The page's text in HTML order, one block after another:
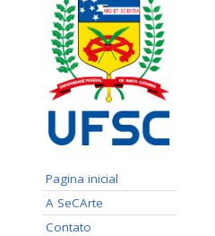
Pagina inicial
A SeCArte
Contato